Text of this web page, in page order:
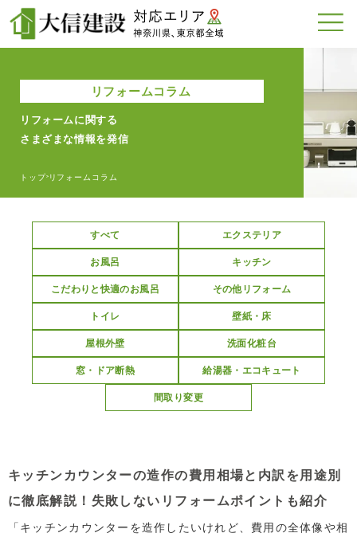
リフォームコラム
リフォームに関する
さまざまな情報を発信
トップ>リフォームコラム
すべて エクステリア
お風呂 キッチン
こだわりと快適のお風呂 その他リフォーム
トイレ 壁紙・床
屋根外壁 洗面化粧台
窓・ドア断熱 給湯器・エコキュート
間取り変更
キッチンカウンターの造作の費用相場と内訳を用途別
に徹底解説！失敗しないリフォームポイントも紹介
「キッチンカウンターを造作したいけれど、費用の全体像や相